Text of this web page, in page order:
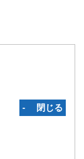
‐ 閉じる